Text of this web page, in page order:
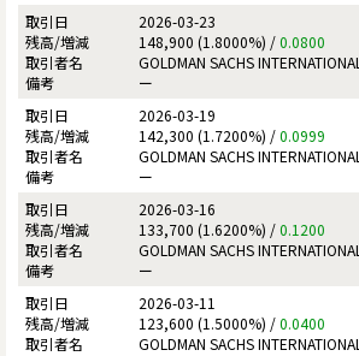
2026-03-23
148,900 (1.8000%) /0.0800
GOLDMAN SACHS INTERNATIONAL
ー
2026-03-19
142,300 (1.7200%) /0.0999
GOLDMAN SACHS INTERNATIONAL
ー
2026-03-16
133,700 (1.6200%) /0.1200
GOLDMAN SACHS INTERNATIONAL
ー
2026-03-11
123,600 (1.5000%) /0.0400
GOLDMAN SACHS INTERNATIONAL